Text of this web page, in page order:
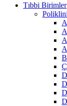
Tıbbi Birimler